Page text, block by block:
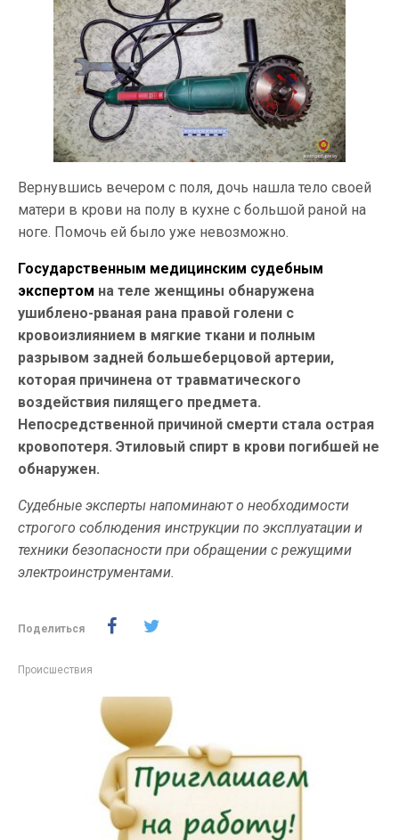
Вернувшись вечером с поля, дочь нашла тело своей
матери в крови на полу в кухне с большой раной на
ноге. Помочь ей было уже невозможно.
Государственным медицинским судебным
экспертом на теле женщины обнаружена
ушиблено-рваная рана правой голени с
кровоизлиянием в мягкие ткани и полным
разрывом задней большеберцовой артерии,
которая причинена от травматического
воздействия пилящего предмета.
Непосредственной причиной смерти стала острая
кровопотеря. Этиловый спирт в крови погибшей не
обнаружен.
Судебные эксперты напоминают о необходимости
строгого соблюдения инструкции по эксплуатации и
техники безопасности при обращении с режущими
электроинструментами.
Поделиться
Происшествия